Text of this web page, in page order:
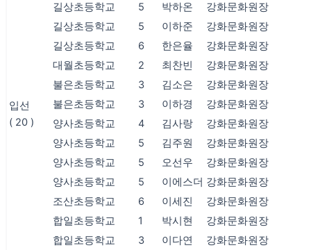
입선
( 20 )
길상초등학교
5 박하온
강화문화원장
길상초등학교
5 이하준
강화문화원장
길상초등학교
6 한은율
강화문화원장
대월초등학교
2 최찬빈
강화문화원장
불은초등학교
3 김소은
강화문화원장
불은초등학교
3 이하경
강화문화원장
양사초등학교
4 김사랑
강화문화원장
양사초등학교
5 김주원
강화문화원장
양사초등학교
5 오선우
강화문화원장
양사초등학교
5 이에스더 강화문화원장
조산초등학교
6 이세진
강화문화원장
합일초등학교
1 박시현
강화문화원장
합일초등학교
3 이다연
강화문화원장